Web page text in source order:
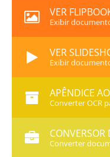
VER
Exibir
VER
Exibir
APÊNDICE
Converter OCR
Converter